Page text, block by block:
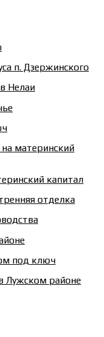
п. Дзержинского
Нелаи
материнский
капитал
отделка
под ключ
Лужском районе